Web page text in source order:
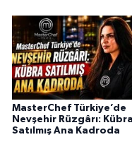
MasterChef Türkiye’de
Nevşehir Rüzgârı: Kübra
Satılmış Ana Kadroda